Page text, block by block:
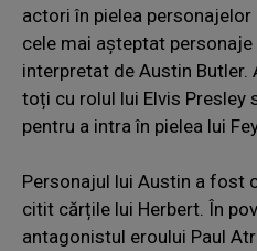
actori în pielea personajelor
cele mai așteptat
interpretat de Austin
toți cu rolul lui Elvis
pentru a intra în pielea lui
Personajul lui Austin a fost
citit cărțile lui Herbert. În
antagonistul eroului Paul